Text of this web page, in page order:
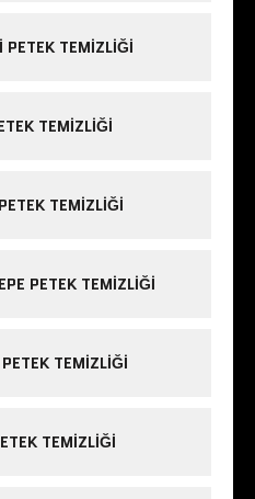
PETEK TEMIZLIĞI
TEMIZLIĞI
TEMIZLIĞI
PETEK TEMIZLIĞI
TEMIZLIĞI
TEMIZLIĞI